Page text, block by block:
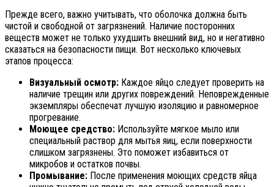
Прежде всего, важно учитывать, что оболочка должна быть
чистой и свободной от загрязнений. Наличие посторонних
веществ может не только ухудшить внешний вид, но и негативно
сказаться на безопасности пищи. Вот несколько ключевых
этапов процесса:
Визуальный осмотр: Каждое яйцо следует проверить на
наличие трещин или других повреждений. Неповрежденные
экземпляры обеспечат лучшую изоляцию и равномерное
прогревание.
Моющее средство: Используйте мягкое мыло или
специальный раствор для мытья яиц, если поверхности
слишком загрязнены. Это поможет избавиться от
микробов и остатков почвы.
Промывание: После применения моющих средств яйца